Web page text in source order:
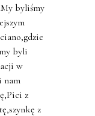
byliśmy
byli
w
nam
z
z